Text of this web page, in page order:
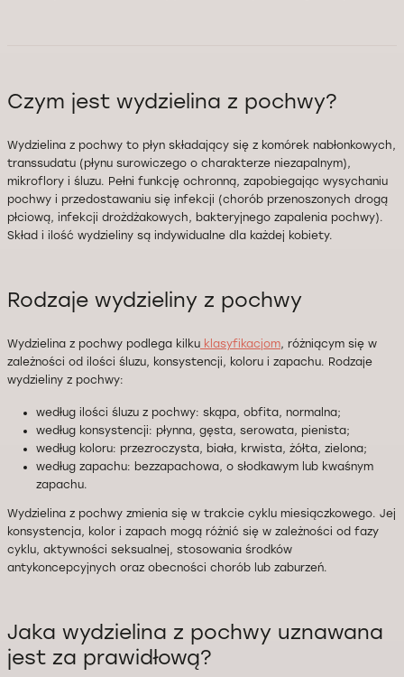
Czym jest wydzielina z pochwy?
Wydzielina z pochwy to płyn składający się z komórek nabłonkowych,
transsudatu (płynu surowiczego o charakterze niezapalnym),
mikroflory i śluzu. Pełni funkcję ochronną, zapobiegając wysychaniu
pochwy i przedostawaniu się infekcji (chorób przenoszonych drogą
płciową, infekcji drożdżakowych, bakteryjnego zapalenia pochwy).
Skład i ilość wydzieliny są indywidualne dla każdej kobiety.
Rodzaje wydzieliny z pochwy
Wydzielina z pochwy podlega kilku klasyfikacjom, różniącym się w
zależności od ilości śluzu, konsystencji, koloru i zapachu. Rodzaje
wydzieliny z pochwy:
według ilości śluzu z pochwy: skąpa, obfita, normalna;
według konsystencji: płynna, gęsta, serowata, pienista;
według koloru: przezroczysta, biała, krwista, żółta, zielona;
według zapachu: bezzapachowa, o słodkawym lub kwaśnym
zapachu.
Wydzielina z pochwy zmienia się w trakcie cyklu miesiączkowego. Jej
konsystencja, kolor i zapach mogą różnić się w zależności od fazy
cyklu, aktywności seksualnej, stosowania środków
antykoncepcyjnych oraz obecności chorób lub zaburzeń.
Jaka wydzielina z pochwy uznawana
jest za prawidłową?